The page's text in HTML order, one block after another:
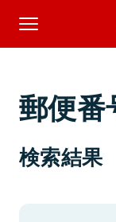
郵便番
検索結果